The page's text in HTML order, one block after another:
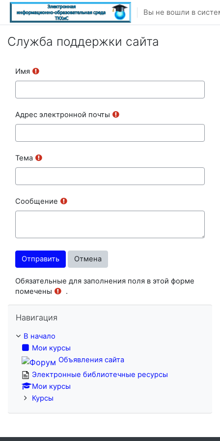
Перейти к основному содержанию
Вы не вошли в
Служба поддержки сайта
Имя
Адрес электронной почты
Тема
Сообщение
Обязательные для заполнения поля в этой форме
помечены
.
Навигация
В начало
Мои курсы
Объявления сайта
Электронные библиотечные ресурсы
Мои курсы
Курсы